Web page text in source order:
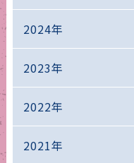
2024年
2023年
2022年
2021年